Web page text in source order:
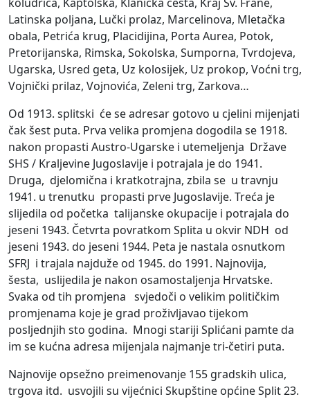
Latinska poljana, Lučki prolaz, Marcelinova, Mletačka
obala, Petrića krug, Placidijina, Porta Aurea, Potok,
Pretorijanska, Rimska, Sokolska, Sumporna, Tvrdojeva,
Ugarska, Usred geta, Uz kolosijek, Uz prokop, Voćni trg,
Vojnički prilaz, Vojnovića, Zeleni trg, Zarkova…
Od 1913. splitski će se adresar gotovo u cjelini mijenjati
čak šest puta. Prva velika promjena dogodila se 1918.
nakon propasti Austro-Ugarske i utemeljenja Države
SHS / Kraljevine Jugoslavije i potrajala je do 1941.
Druga, djelomična i kratkotrajna, zbila se u travnju
1941. u trenutku propasti prve Jugoslavije. Treća je
slijedila od početka talijanske okupacije i potrajala do
jeseni 1943. Četvrta povratkom Splita u okvir NDH od
jeseni 1943. do jeseni 1944. Peta je nastala osnutkom
SFRJ i trajala najduže od 1945. do 1991. Najnovija,
šesta, uslijedila je nakon osamostaljenja Hrvatske.
Svaka od tih promjena svjedoči o velikim političkim
promjenama koje je grad proživljavao tijekom
posljednjih sto godina. Mnogi stariji Splićani pamte da
im se kućna adresa mijenjala najmanje tri-četiri puta.
Najnovije opsežno preimenovanje 155 gradskih ulica,
trgova itd. usvojili su vijećnici Skupštine općine Split 23.